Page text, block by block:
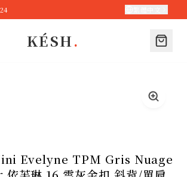
KÉSH.
Evelyne TPM Gris Nuage